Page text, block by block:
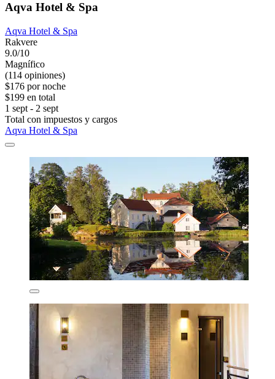
Aqva Hotel & Spa
Aqva Hotel & Spa
Rakvere
9.0/10
Magnífico
(114 opiniones)
$176 por noche
$199 en total
1 sept - 2 sept
Total con impuestos y cargos
Aqva Hotel & Spa